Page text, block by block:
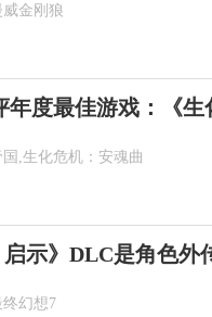
威金刚狼
年度最佳游戏：《
国,生化危机：安魂曲
示》DLC是角色外
终幻想7